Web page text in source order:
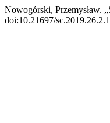
Nowogórski, Przemysław.
doi:10.21697/